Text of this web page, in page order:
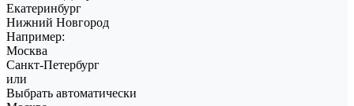
Екатеринбург
Нижний Новгород
Например:
Москва
Санкт-Петербург
или
Выбрать автоматически